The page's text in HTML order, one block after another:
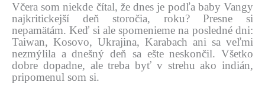
Včera som niekde čítal, že dnes je podľa baby Vangy
najkritickejší deň storočia, roku? Presne si
nepamätám. Keď si ale spomenieme na posledné dni:
Taiwan, Kosovo, Ukrajina, Karabach ani sa veľmi
nezmýlila a dnešný deň sa ešte neskončil. Všetko
dobre dopadne, ale treba byť v strehu ako indián,
pripomenul som si.